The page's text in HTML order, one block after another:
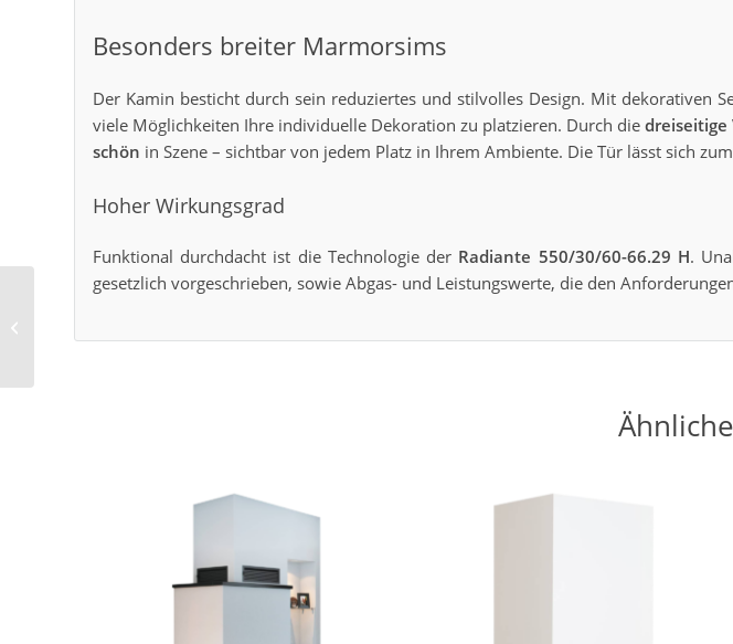
Besonders breiter Marmorsims
Der Kamin besticht durch sein reduziertes und stilvolles Design. Mit dekorativen
viele Möglichkeiten Ihre individuelle Dekoration zu platzieren. Durch die dreiseitige
schön in Szene – sichtbar von jedem Platz in Ihrem Ambiente. Die Tür lässt sich
Hoher Wirkungsgrad
Funktional durchdacht ist die Technologie der Radiante 550/30/60-66.29 H.
gesetzlich vorgeschrieben, sowie Abgas- und Leistungswerte, die den
Premium 30/57